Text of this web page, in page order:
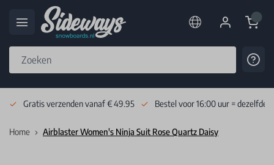
Cart
Gratis verzenden vanaf € 49.95 Bestel voor 16:00 uur = dezelfde
Home Airblaster Women's Ninja Suit Rose Quartz Daisy